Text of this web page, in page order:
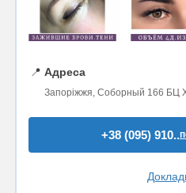
📍 Адреса
Запоріжжя, Соборный 166 БЦ
+38 (095) 910..